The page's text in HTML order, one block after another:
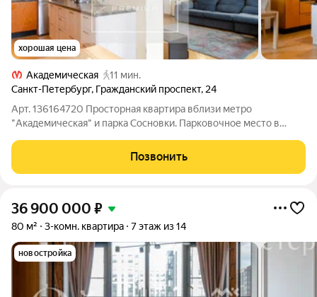
хорошая цена
Академическая
11 мин.
Санкт-Петербург, Гражданский проспект, 24
Арт. 136164720 Просторная квартира вблизи метро
"Академическая" и парка Сосновки. Парковочное место в
качественный дом 2003 г. п. с подземным паркингом.
Квартира на 12 этаже, общая площадь 143
Позвонить
36 900 000 ₽
80 м² 3-комн. квартира 7 этаж из 14
новостройка